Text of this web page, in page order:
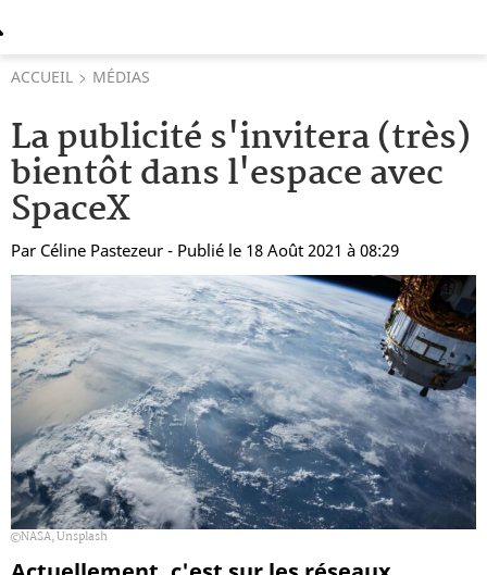
ACCUEIL MÉDIAS
La publicité s'invitera (très)
bientôt dans l'espace avec
SpaceX
Par Céline Pastezeur - Publié le 18 Août 2021 à 08:29
NASA, Unsplash